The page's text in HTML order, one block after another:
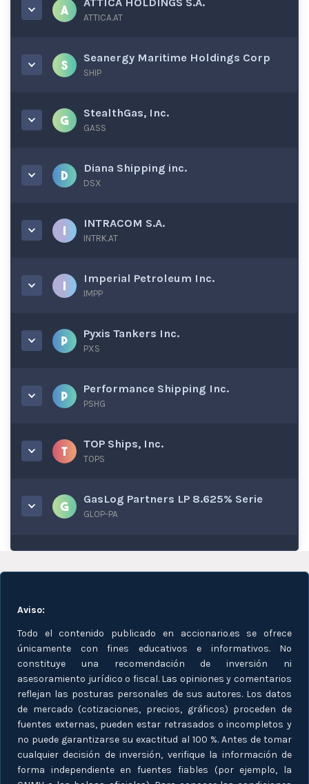
ATTICA.AT
Seanergy Maritime Holdings Corp
SHIP
StealthGas, Inc.
GASS
Diana Shipping inc.
DSX
INTRACOM S.A.
INTRK.AT
Imperial Petroleum Inc.
IMPP
Pyxis Tankers Inc.
PXS
Performance Shipping Inc.
PSHG
TOP Ships, Inc.
TOPS
GasLog Partners LP 8.625% Serie
GLOP-PA
Aviso:
Todo el contenido publicado en accionario.es se ofrece
únicamente con fines educativos e informativos. No
constituye una recomendación de inversión ni
asesoramiento jurídico o fiscal. Las opiniones y comentarios
reflejan las posturas personales de sus autores. Los datos
de mercado (cotizaciones, precios, gráficos) proceden de
fuentes externas, pueden estar retrasados o incompletos y
no puede garantizarse su exactitud al 100 %. Antes de tomar
cualquier decisión de inversión, verifique la información de
forma independiente en fuentes fiables (por ejemplo, la